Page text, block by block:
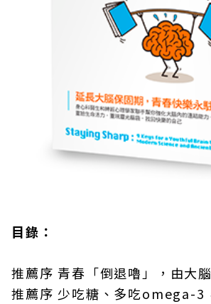
目錄：
推薦序 青春「倒退嚕」，由大
推薦序 少吃糖、多吃omega-3